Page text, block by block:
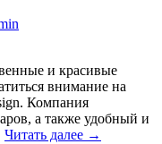
и красивые
внимание на
Компания
а также удобный и
Читать далее →